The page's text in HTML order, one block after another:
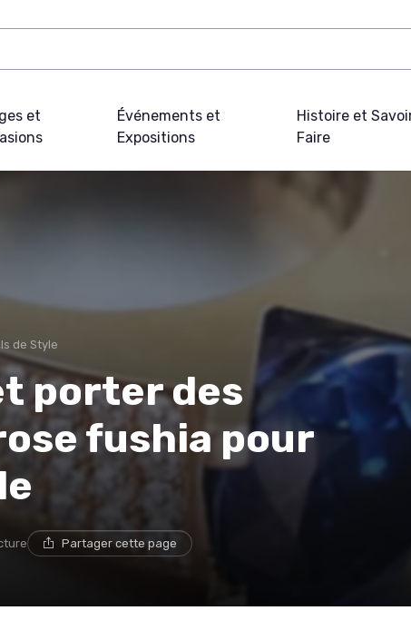
et
Événements et
Expositions
Histoire et
Faire
de Style
porter des
fushia pour
Partager cette page